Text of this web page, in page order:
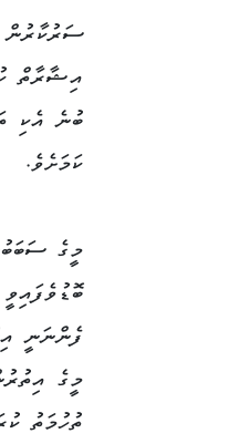
ސަރުކާރުން
އިޝާރާތް
ބުނެ އެކި
ކަމަށެވެ.
މީގެ
ފެންނަނީ
މީގެ
ތުހުމަތު